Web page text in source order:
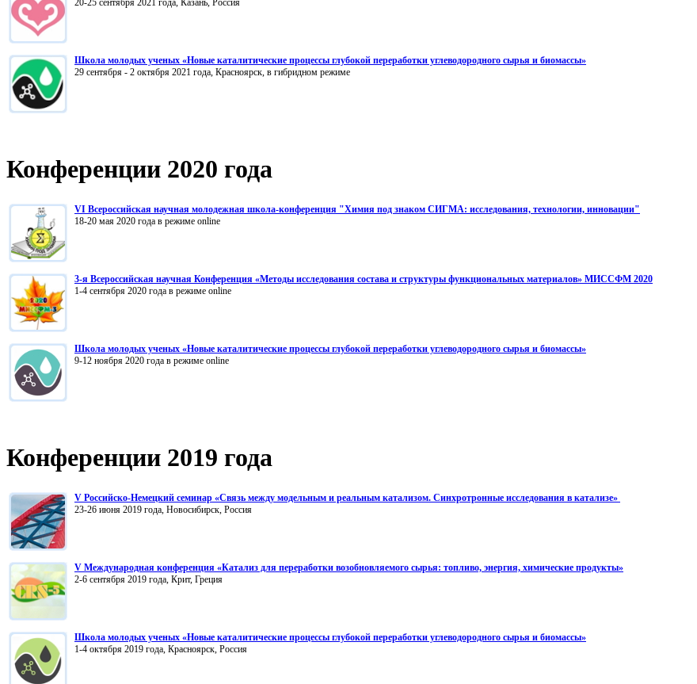
Школа молодых ученых «Новые каталитические процессы глубокой переработки углеводородного сырья и биомассы»
29 сентября - 2 октября 2021 года, Красноярск, в гибридном режиме
Конференции 2020 года
VI Всероссийская научная молодежная школа-конференция "Химия под знаком СИГМА: исследования, технологии, инновации"
18-20 мая 2020 года в режиме online
3-я Всероссийская научная Конференция «Методы исследования состава и структуры функциональных материалов» МИССФМ 2020
1-4 сентября 2020 года в режиме online
Школа молодых ученых «Новые каталитические процессы глубокой переработки углеводородного сырья и биомассы»
9-12 ноября 2020 года в режиме online
Конференции 2019 года
V Российско-Немецкий семинар «Связь между модельным и реальным катализом. Синхротронные исследования в катализе»
23-26 июня 2019 года, Новосибирск, Россия
V Международная конференция «Катализ для переработки возобновляемого сырья: топливо, энергия, химические продукты»
2-6 сентября 2019 года, Крит, Греция
Школа молодых ученых «Новые каталитические процессы глубокой переработки углеводородного сырья и биомассы»
1-4 октября 2019 года, Красноярск, Россия